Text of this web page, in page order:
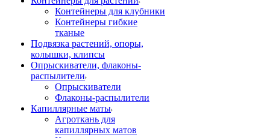
Контейнеры для клубники
Контейнеры гибкие
тканые
Подвязка растений, опоры,
колышки, клипсы
Опрыскиватели, флаконы-
распылители
Опрыскиватели
Флаконы-распылители
Капиллярные маты
Агроткань для
капиллярных матов